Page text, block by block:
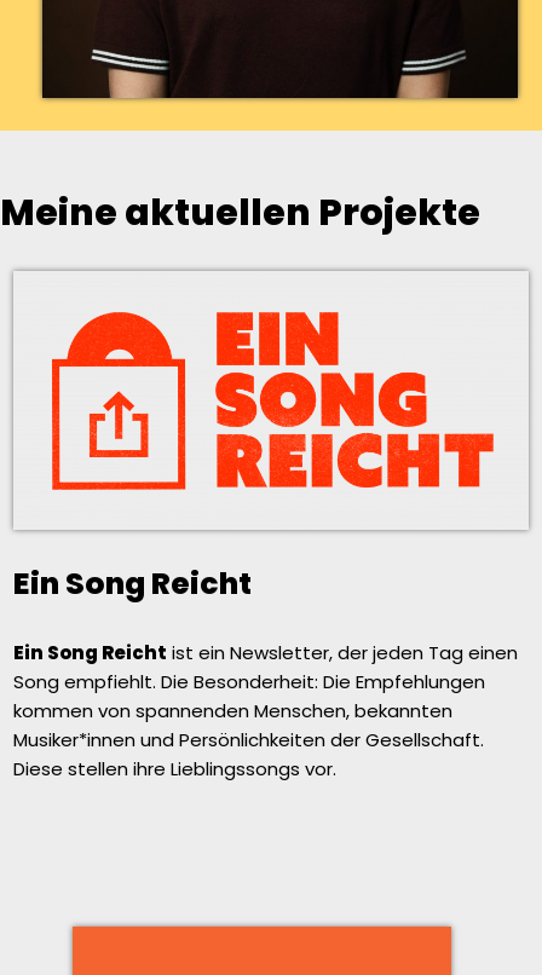
Meine aktuellen Projekte
Ein Song Reicht
Ein Song Reicht ist ein Newsletter, der jeden Tag einen
Song empfiehlt. Die Besonderheit: Die Empfehlungen
kommen von spannenden Menschen, bekannten
Musiker*innen und Persönlichkeiten der Gesellschaft.
Diese stellen ihre Lieblingssongs vor.